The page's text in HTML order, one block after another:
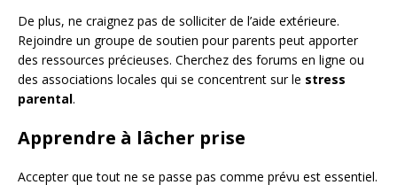
De plus, ne craignez pas de solliciter de l’aide extérieure.
Rejoindre un groupe de soutien pour parents peut apporter
des ressources précieuses. Cherchez des forums en ligne ou
des associations locales qui se concentrent sur le stress
parental.
Apprendre à lâcher prise
Accepter que tout ne se passe pas comme prévu est essentiel.